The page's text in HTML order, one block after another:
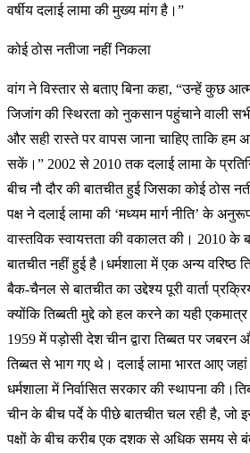
वर्षीय दलाई लामा की मुख्य मांग है।”
कोई ठोस नतीजा नहीं निकला
वांग ने विस्तार से बताए बिना कहा, “उन्हें कुछ
जिजांग की स्थिरता को नुकसान पहुंचाने वाली
और सही रास्ते पर वापस जाना चाहिए ताकि
सकें।” 2002 से 2010 तक दलाई लामा के
बीच नौ दौर की बातचीत हुई जिसका कोई ठोस
पक्ष ने दलाई लामा की ‘मध्यम मार्ग नीति’ के
वास्तविक स्वायत्तता की वकालत की। 2010 के
बातचीत नहीं हुई है।धर्मशाला में एक अन्य वरिष्ठ
बैक-चैनल से बातचीत का उद्देश्य पूरी वार्ता
क्योंकि तिब्बती मुद्दे को हल करने का यही
1959 में पड़ोसी देश चीन द्वारा तिब्बत पर
तिब्बत से भाग गए थे। दलाई लामा भारत आए
धर्मशाला में निर्वासित सरकार की स्थापना
चीन के बीच पर्दे के पीछे बातचीत चल रही है, जो
पक्षों के बीच करीब एक दशक से अधिक समय से